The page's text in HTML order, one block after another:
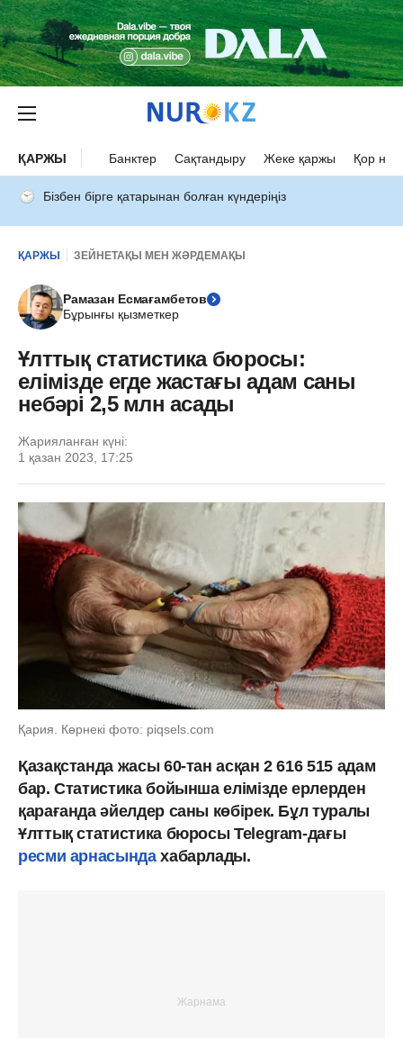
ҚАРЖЫ Банктер Сақтандыру Жеке қаржы Қор
Бізбен бірге қатарынан болған күндеріңіз
ҚАРЖЫ ЗЕЙНЕТАҚЫ МЕН ЖӘРДЕМАҚЫ
Рамазан Есмағамбетов
Бұрынғы қызметкер
Ұлттық статистика бюросы:
елімізде егде жастағы адам саны
небәрі 2,5 млн асады
Жарияланған күні:
1 қазан 2023, 17:25
Қария. Көрнекі фото: piqsels.com
Қазақстанда жасы 60-тан асқан 2 616 515 адам
бар. Статистика бойынша елімізде ерлерден
қарағанда әйелдер саны көбірек. Бұл туралы
Ұлттық статистика бюросы Telegram-дағы
ресми арнасындахабарлады.